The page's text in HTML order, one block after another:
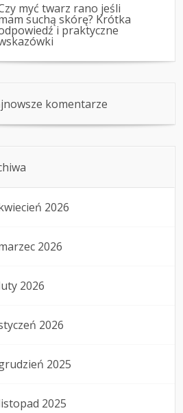
myć twarz rano jeśli
suchą skórę? Krótka
i praktyczne
komentarze
2026
2026
2026
2026
2025
2025